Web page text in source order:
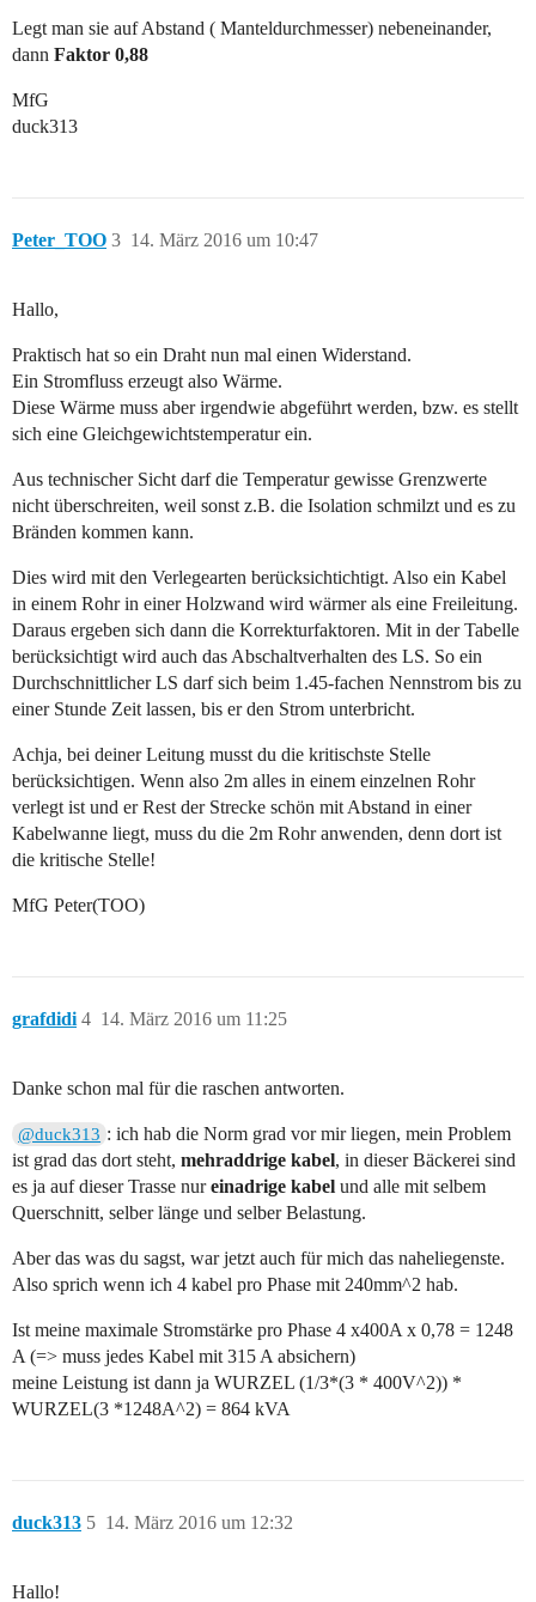
Legt man sie auf Abstand ( Manteldurchmesser) nebeneinander,
dann Faktor 0,88
MfG
duck313
Peter_TOO 14. März 2016 um 10:47
3
Hallo,
Praktisch hat so ein Draht nun mal einen Widerstand.
Ein Stromfluss erzeugt also Wärme.
Diese Wärme muss aber irgendwie abgeführt werden, bzw. es stellt
sich eine Gleichgewichtstemperatur ein.
Aus technischer Sicht darf die Temperatur gewisse Grenzwerte
nicht überschreiten, weil sonst z.B. die Isolation schmilzt und es zu
Bränden kommen kann.
Dies wird mit den Verlegearten berücksichtichtigt. Also ein Kabel
in einem Rohr in einer Holzwand wird wärmer als eine Freileitung.
Daraus ergeben sich dann die Korrekturfaktoren. Mit in der Tabelle
berücksichtigt wird auch das Abschaltverhalten des LS. So ein
Durchschnittlicher LS darf sich beim 1.45-fachen Nennstrom bis zu
einer Stunde Zeit lassen, bis er den Strom unterbricht.
Achja, bei deiner Leitung musst du die kritischste Stelle
berücksichtigen. Wenn also 2m alles in einem einzelnen Rohr
verlegt ist und er Rest der Strecke schön mit Abstand in einer
Kabelwanne liegt, muss du die 2m Rohr anwenden, denn dort ist
die kritische Stelle!
MfG Peter(TOO)
grafdidi 14. März 2016 um 11:25
4
Danke schon mal für die raschen antworten.
@duck313 : ich hab die Norm grad vor mir liegen, mein Problem
ist grad das dort steht, mehraddrige kabel, in dieser Bäckerei sind
es ja auf dieser Trasse nureinadrige kabel und alle mit selbem
Querschnitt, selber länge und selber Belastung.
Aber das was du sagst, war jetzt auch für mich das naheliegenste.
Also sprich wenn ich 4 kabel pro Phase mit 240mm^2 hab.
Ist meine maximale Stromstärke pro Phase 4 x400A x 0,78 = 1248
A (=> muss jedes Kabel mit 315 A absichern)
meine Leistung ist dann ja WURZEL (1/3*(3 * 400V^2)) *
WURZEL(3 *1248A^2) = 864 kVA
duck313 14. März 2016 um 12:32
5
Hallo!